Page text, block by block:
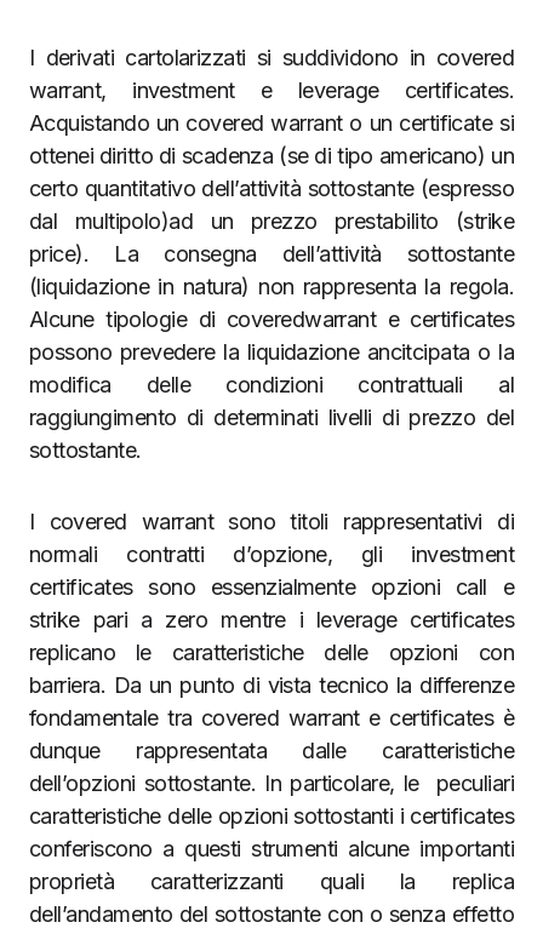
I derivati cartolarizzati si suddividono in covered
warrant, investment e leverage certificates.
Acquistando un covered warrant o un certificate si
ottenei diritto di scadenza (se di tipo americano) un
certo quantitativo dell’attività sottostante (espresso
dal multipolo)ad un prezzo prestabilito (strike
price). La consegna dell’attività sottostante
(liquidazione in natura) non rappresenta la regola.
Alcune tipologie di coveredwarrant e certificates
possono prevedere la liquidazione ancitcipata o la
modifica delle condizioni contrattuali al
raggiungimento di determinati livelli di prezzo del
sottostante.
I covered warrant sono titoli rappresentativi di
normali contratti d’opzione, gli investment
certificates sono essenzialmente opzioni call e
strike pari a zero mentre i leverage certificates
replicano le caratteristiche delle opzioni con
barriera. Da un punto di vista tecnico la differenze
fondamentale tra covered warrant e certificates è
dunque rappresentata dalle caratteristiche
dell’opzioni sottostante. In particolare, le peculiari
caratteristiche delle opzioni sottostanti i certificates
conferiscono a questi strumenti alcune importanti
proprietà caratterizzanti quali la replica
dell’andamento del sottostante con o senza effetto